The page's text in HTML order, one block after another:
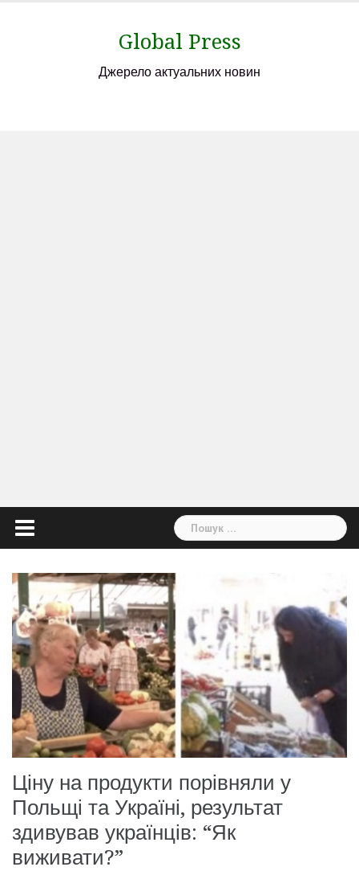
Global Press
Джерело актуальних новин
Пошук:
Ціну на продукти порівняли у
Польщі та Україні, результат
здивував українців: “Як
виживати?”